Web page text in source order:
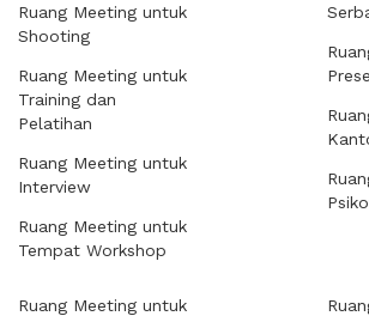
Ruang Meeting untuk
Shooting
Ruang Meeting untuk
Training dan
Pelatihan
Ruang Meeting untuk
Interview
Ruang Meeting untuk
Tempat Workshop
Ruang Meeting untuk